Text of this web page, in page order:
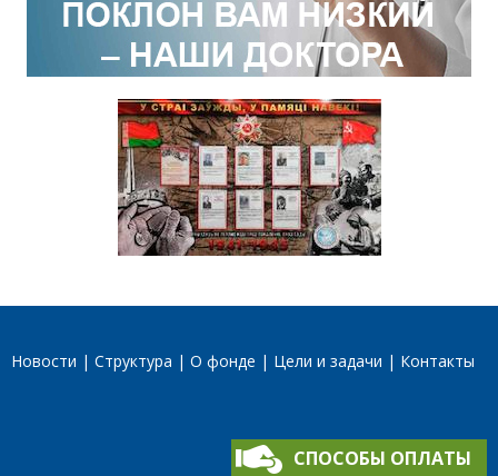
Новости Структура О фонде Цели и задачи Контакты
СПОСОБЫ ОПЛАТЫ